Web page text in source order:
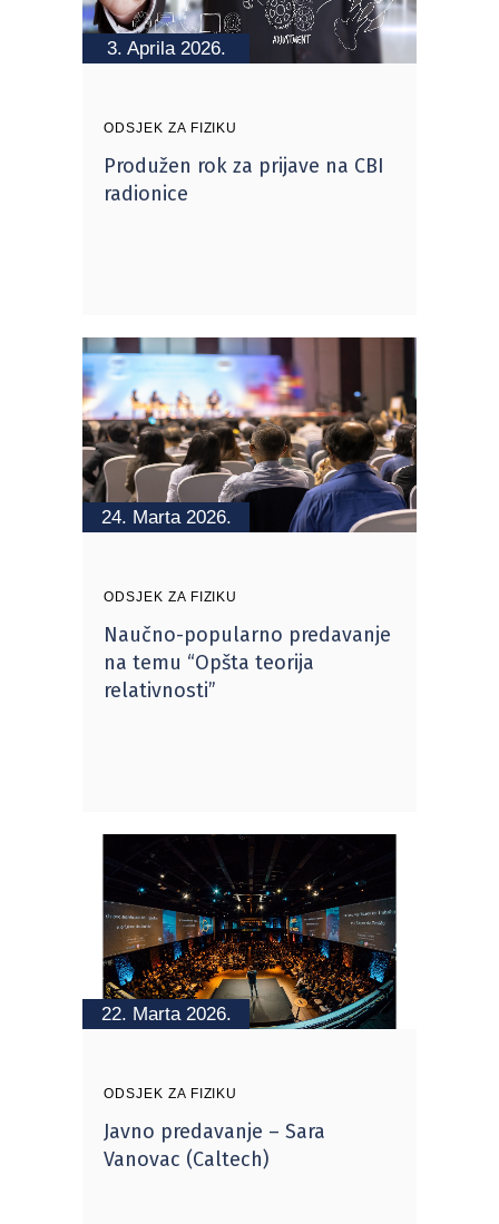
3. Aprila 2026.
ODSJEK ZA FIZIKU
Produžen rok za prijave na CBI
radionice
24. Marta 2026.
ODSJEK ZA FIZIKU
Naučno-popularno predavanje
na temu “Opšta teorija
relativnosti”
22. Marta 2026.
ODSJEK ZA FIZIKU
Javno predavanje – Sara
Vanovac (Caltech)